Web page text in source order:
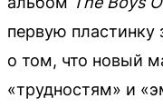
первую пластинку
о том, что новый
«трудностям» и